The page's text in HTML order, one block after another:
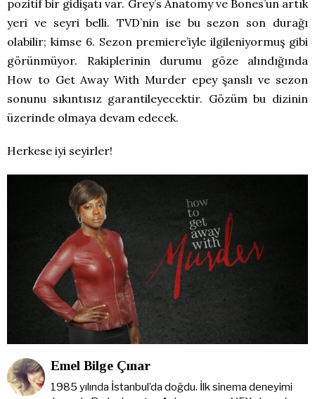
pozitif bir gidişatı var. Grey’s Anatomy ve Bones’un artık
yeri ve seyri belli. TVD’nin ise bu sezon son durağı
olabilir; kimse 6. Sezon premiere’iyle ilgileniyormuş gibi
görünmüyor. Rakiplerinin durumu göze alındığında
How to Get Away With Murder epey şanslı ve sezon
sonunu sıkıntısız garantileyecektir. Gözüm bu dizinin
üzerinde olmaya devam edecek.
Herkese iyi seyirler!
Emel Bilge Çınar
1985 yılında İstanbul’da doğdu. İlk sinema deneyimi